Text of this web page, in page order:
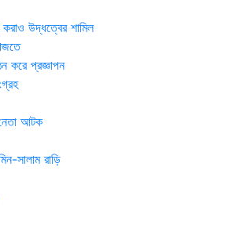
উদ্ধত্বের শামিল
করে প্রজ্ঞাপন
আটক
সালাম রাড়ি